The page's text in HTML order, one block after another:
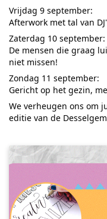
Vrijdag 9 september:
Afterwork met tal van
Zaterdag 10 september:
De mensen die graag
niet missen!
Zondag 11 september:
Gericht op het gezin,
We verheugen ons om
editie van de